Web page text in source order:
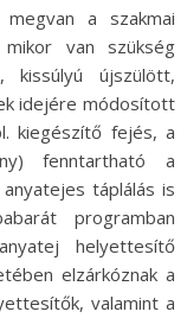
a szakmai
van szükség
kissúlyú újszülött,
idejére módosított
kiegészítő fejés, a
fenntartható a
táplálás is
programban
helyettesítő
elzárkóznak a
valamint a